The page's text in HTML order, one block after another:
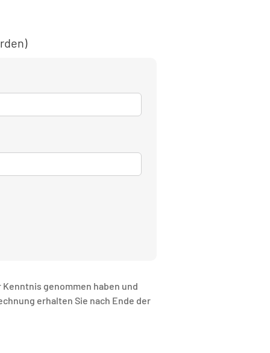
Kenntnis genommen haben und